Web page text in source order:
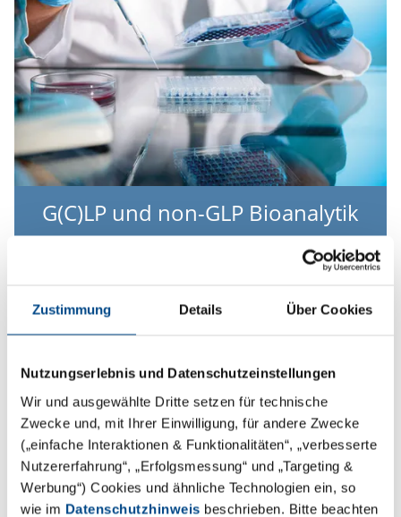
Zustimmung Details Über Cookies
Nutzungserlebnis und Datenschutzeinstellungen
Wir und ausgewählte Dritte setzen für technische
Zwecke und, mit Ihrer Einwilligung, für andere Zwecke
(„einfache Interaktionen & Funktionalitäten“, „verbesserte
Nutzererfahrung“, „Erfolgsmessung“ und „Targeting &
Werbung“) Cookies und ähnliche Technologien ein, so
wie im Datenschutzhinweis beschrieben. Bitte beachten
G(C)LP und non-GLP Bioanalytik